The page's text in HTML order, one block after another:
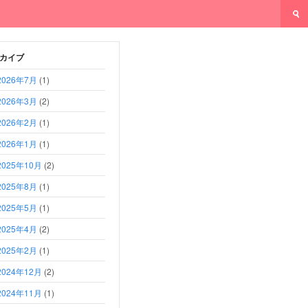
イブ
年7月 (1)
年3月 (2)
年2月 (1)
年1月 (1)
年10月 (2)
年8月 (1)
年5月 (1)
年4月 (2)
年2月 (1)
年12月 (2)
年11月 (1)